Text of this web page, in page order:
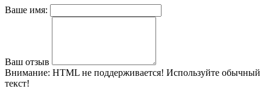
Ваше имя:
Ваш отзыв
Внимание: HTML не поддерживается! Используйте обычный
текст!